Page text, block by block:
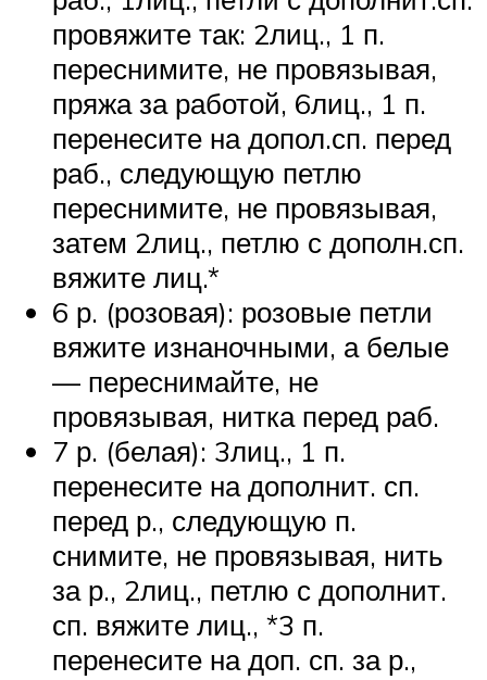
провяжите так: 2лиц., 1 п.
переснимите, не провязывая,
пряжа за работой, 6лиц., 1 п.
перенесите на допол.сп. перед
раб., следующую петлю
переснимите, не провязывая,
затем 2лиц., петлю с дополн.сп.
вяжите лиц.*
6 р. (розовая): розовые петли
вяжите изнаночными, а белые
— переснимайте, не
провязывая, нитка перед раб.
7 р. (белая): 3лиц., 1 п.
перенесите на дополнит. сп.
перед р., следующую п.
снимите, не провязывая, нить
за р., 2лиц., петлю с дополнит.
сп. вяжите лиц., *3 п.
перенесите на доп. сп. за р.,